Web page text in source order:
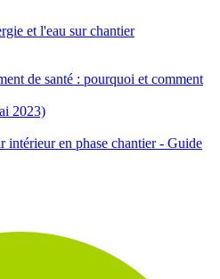
et l'eau sur chantier
de santé : pourquoi et comment
2023)
en phase chantier - Guide